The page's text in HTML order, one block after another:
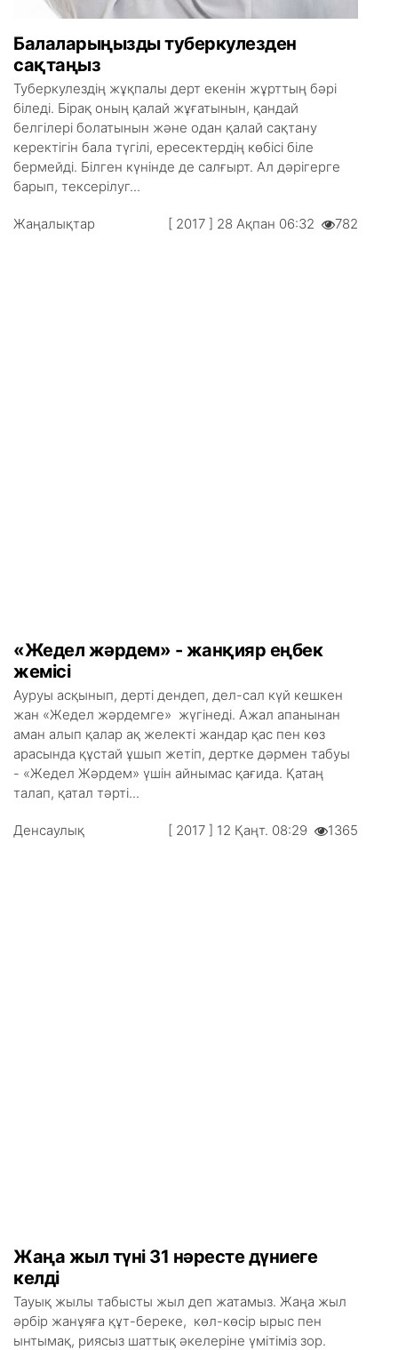
Балаларыңызды туберкулезден
сақтаңыз
Туберкулездің жұқпалы дерт екенін жұрттың бәрі
біледі. Бірақ оның қалай жұғатынын, қандай
белгілері болатынын және одан қалай сақтану
керектігін бала түгілі, ересектердің көбісі біле
бермейді. Білген күнінде де салғырт. Ал дәрігерге
барып, тексерілуг...
Жаңалықтар [ 2017 ] 28 Ақпан 06:32 782
«Жедел жәрдем» - жанқияр еңбек
жемісі
Ауруы асқынып, дерті дендеп, дел-сал күй кешкен
жан «Жедел жәрдемге» жүгінеді. Ажал апанынан
аман алып қалар ақ желекті жандар қас пен көз
арасында құстай ұшып жетіп, дертке дәрмен табуы
- «Жедел Жәрдем» үшін айнымас қағида. Қатаң
талап, қатал тәрті...
Денсаулық [ 2017 ] 12 Қаңт. 08:29 1365
Жаңа жыл түні 31 нәресте дүниеге
келді
Тауық жылы табысты жыл деп жатамыз. Жаңа жыл
әрбір жанұяға құт-береке, көл-көсір ырыс пен
ынтымақ, риясыз шаттық әкелеріне үмітіміз зор.